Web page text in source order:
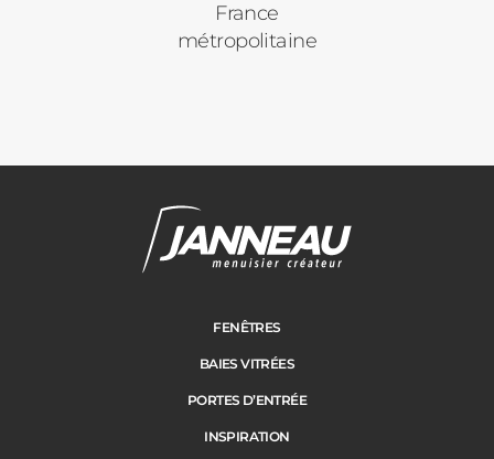
France
métropolitaine
FENÊTRES
BAIES VITRÉES
PORTES D’ENTRÉE
INSPIRATION
Janneau Menuisier Créateur